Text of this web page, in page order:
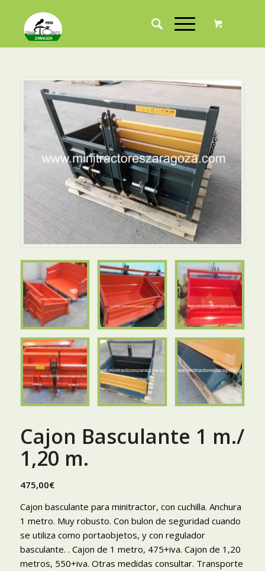
Cajon Basculante 1 m./
1,20 m.
475,00€
Cajon basculante para minitractor, con cuchilla. Anchura
1 metro. Muy robusto. Con bulon de seguridad cuando
se utiliza como portaobjetos, y con regulador
basculante. . Cajon de 1 metro, 475+iva. Cajon de 1,20
metros, 550+iva. Otras medidas consultar. Transporte